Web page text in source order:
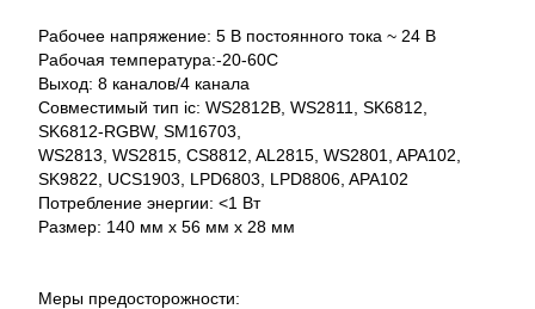
Рабочее напряжение: 5 В постоянного тока ~ 24 В
Рабочая температура:-20-60С
Выход: 8 каналов/4 канала
Совместимый тип ic: WS2812B, WS2811, SK6812,
SK6812-RGBW, SM16703,
WS2813, WS2815, CS8812, AL2815, WS2801, APA102,
SK9822, UCS1903, LPD6803, LPD8806, APA102
Потребление энергии: <1 Вт
Размер: 140 мм х 56 мм х 28 мм
Меры предосторожности: